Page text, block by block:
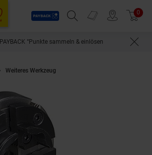
Payback
Suchfeld einblenden
Prospekte 0
PAYBACK °Punkte sammeln & einlösen
Weiteres Werkzeug